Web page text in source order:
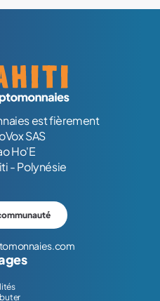
est fièrement
SAS
Ho'E
- Polynésie